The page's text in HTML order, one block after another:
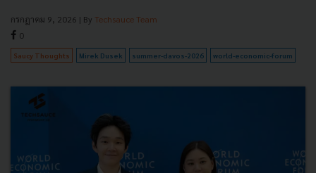
กรกฎาคม 9, 2026 | By Techsauce Team
0
Saucy Thoughts Mirek Dusek summer-davos-2026 world-economic-forum